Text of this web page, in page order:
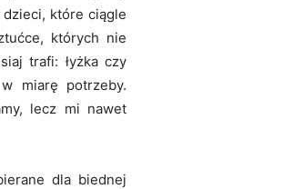
dzieci, które ciągle
których nie
trafi: łyżka czy
miarę potrzeby.
lecz mi nawet
dla biednej